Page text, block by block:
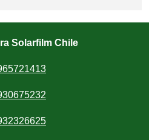
Solarfilm Chile